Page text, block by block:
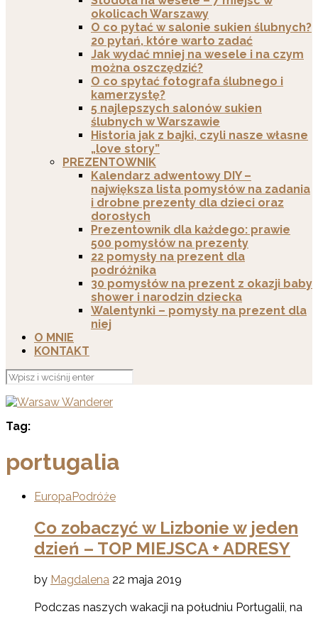
okolicach Warszawy
O co pytać w salonie sukien ślubnych?
20 pytań, które warto zadać
Jak wydać mniej na wesele i na czym
można oszczędzić?
O co spytać fotografa ślubnego i
kamerzystę?
5 najlepszych salonów sukien
ślubnych w Warszawie
Historia jak z bajki, czyli nasze własne
„love story”
PREZENTOWNIK
Kalendarz adwentowy DIY –
największa lista pomysłów na zadania
i drobne prezenty dla dzieci oraz
dorosłych
Prezentownik dla każdego: prawie
500 pomysłów na prezenty
22 pomysły na prezent dla
podróżnika
30 pomysłów na prezent z okazji baby
shower i narodzin dziecka
Walentynki – pomysły na prezent dla
niej
O MNIE
KONTAKT
Tag:
portugalia
EuropaPodróże
Co zobaczyć w Lizbonie w jeden
dzień – TOP MIEJSCA + ADRESY
by Magdalena 22 maja 2019
Podczas naszych wakacji na południu Portugalii, na